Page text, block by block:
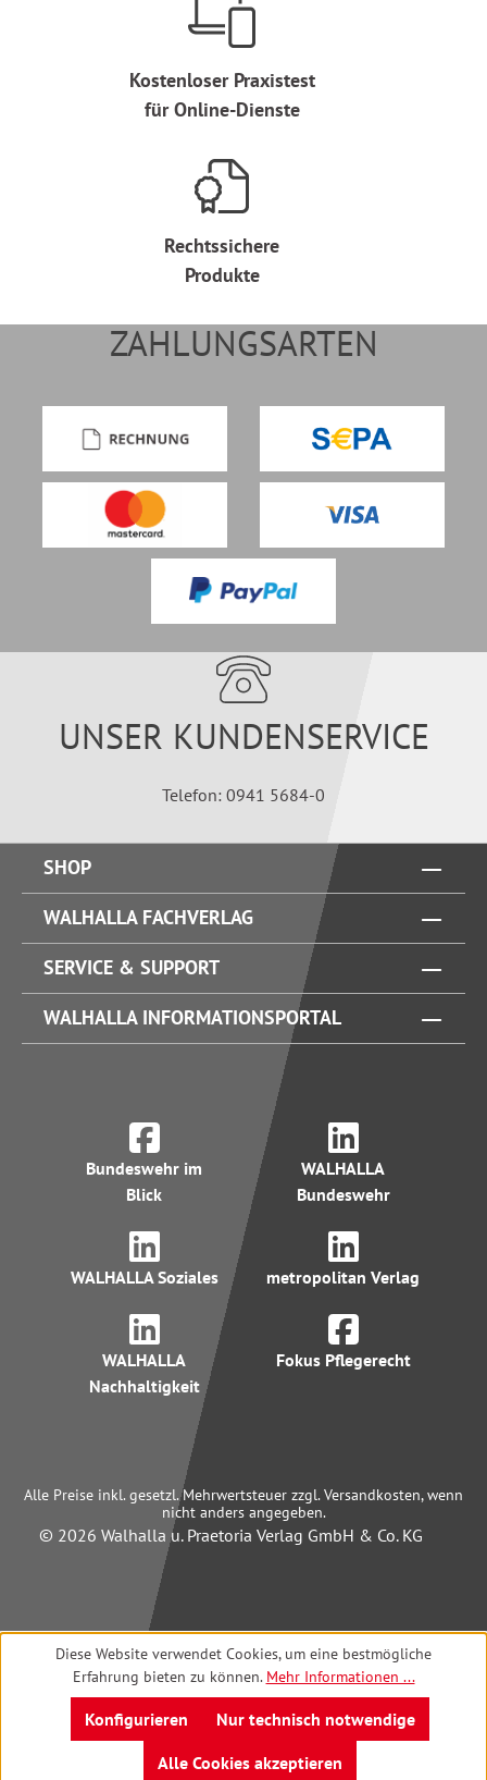
Kostenloser Praxistest
für Online-Dienste
Rechtssichere
Produkte
ZAHLUNGSARTEN
UNSER KUNDENSERVICE
Telefon: 0941 5684-0
SHOP
WALHALLA FACHVERLAG
SERVICE & SUPPORT
WALHALLA INFORMATIONSPORTAL
Bundeswehr im
Blick
WALHALLA
Bundeswehr
WALHALLA Soziales metropolitan Verlag
WALHALLA
Nachhaltigkeit
Fokus Pflegerecht
Alle Preise inkl. gesetzl. Mehrwertsteuer zzgl. Versandkosten, wenn
nicht anders angegeben.
© 2026 Walhalla u. Praetoria Verlag GmbH & Co. KG
Diese Website verwendet Cookies, um eine bestmögliche
Erfahrung bieten zu können. Mehr Informationen ...
Nur technisch notwendige
Konfigurieren
Alle Cookies akzeptieren